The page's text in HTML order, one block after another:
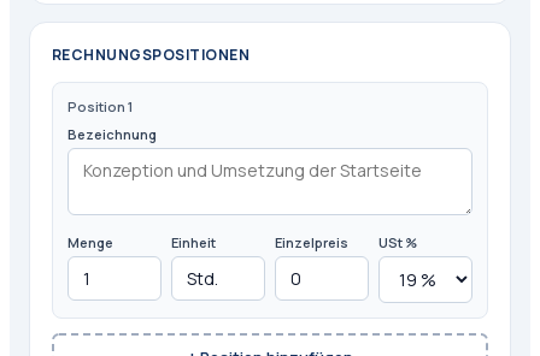
RECHNUNGSPOSITIONEN
Position 1
Bezeichnung
Menge Einheit Einzelpreis USt %